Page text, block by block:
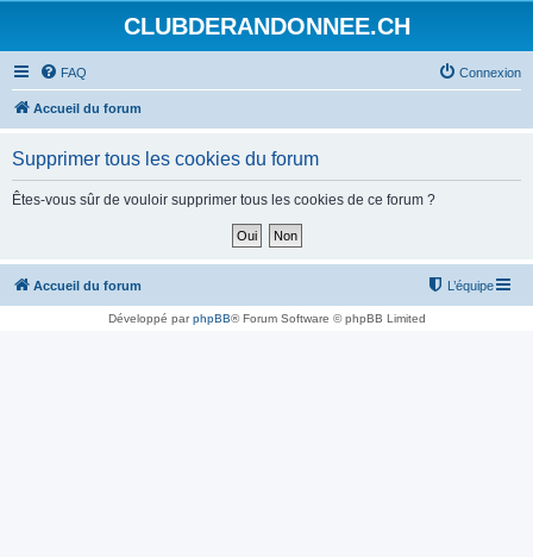
CLUBDERANDONNEE.CH
FAQ Connexion
Accueil du forum
Supprimer tous les cookies du forum
Êtes-vous sûr de vouloir supprimer tous les cookies de ce forum ?
Accueil du forum L’équipe
Développé parphpBB® Forum Software © phpBB Limited